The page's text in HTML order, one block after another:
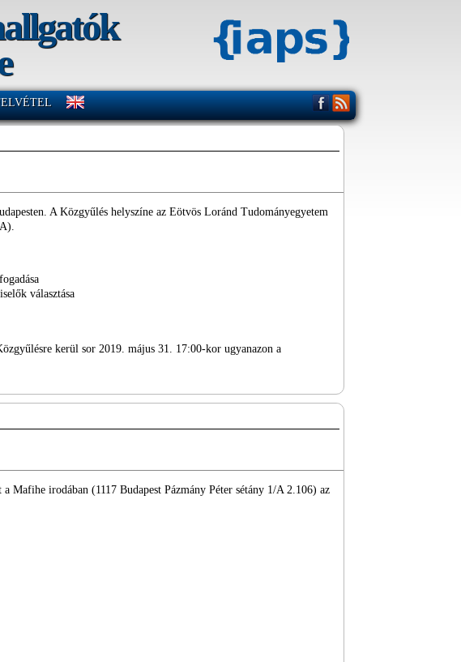
A Közgyűlés helyszíne az Eötvös Loránd Tudományegyetem
választása
özgyűlésre kerül sor2019. május 31. 17:00-kor ugyanazon a
Mafihe irodában (1117 Budapest Pázmány Péter sétány 1/A 2.106) az